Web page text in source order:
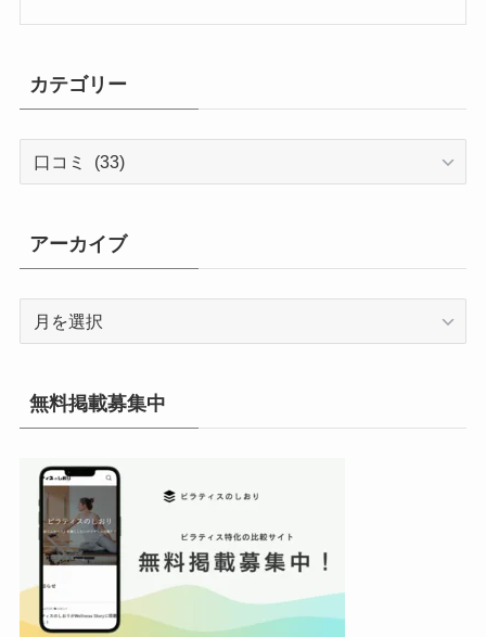
カテゴリー
リ
ー
アーカイブ
イ
ブ
無料掲載募集中